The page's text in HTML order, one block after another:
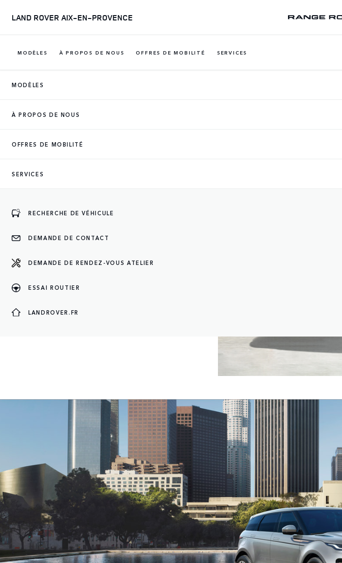
LAND ROVER AIX-EN-PROVENCE
MODÈLES À PROPOS DE NOUS OFFRES DE MOBILITÉ SERVICES
MODÈLES
À PROPOS DE NOUS
OFFRES DE MOBILITÉ
SERVICES
RECHERCHE DE VÉHICULE
DEMANDE DE CONTACT
DEMANDE DE RENDEZ-VOUS ATELIER
ESSAI ROUTIER
LANDROVER.FR
IMMÉDIATEMENT
RANGE ROVER ? Aucun problème. Vous